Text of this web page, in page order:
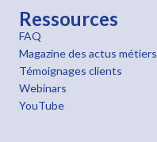
Ressources
FAQ
Magazine des actus métiers
Témoignages clients
Webinars
YouTube